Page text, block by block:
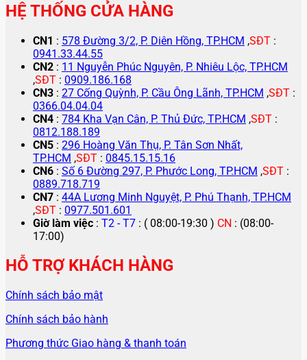
HỆ THỐNG CỬA HÀNG
CN1 : 578 Đường 3/2, P. Diên Hồng, TP.HCM ,SĐT :
0941.33.44.55
CN2 : 11 Nguyễn Phúc Nguyên, P. Nhiêu Lộc, TP.HCM
,SĐT : 0909.186.168
CN3 : 27 Cống Quỳnh, P. Cầu Ông Lãnh, TP.HCM ,SĐT :
0366.04.04.04
CN4 : 784 Kha Vạn Cân, P. Thủ Đức, TP.HCM ,SĐT :
0812.188.189
CN5 : 296 Hoàng Văn Thụ, P. Tân Sơn Nhất,
TP.HCM ,SĐT : 0845.15.15.16
CN6 : Số 6 Đường 297, P. Phước Long, TP.HCM ,SĐT :
0889.718.719
CN7 : 44A Lương Minh Nguyệt, P. Phú Thạnh, TP.HCM
,SĐT : 0977.501.601
Giờ làm việc : T2 - T7 : ( 08:00-19:30 ) CN : (08:00-
17:00)
HỖ TRỢ KHÁCH HÀNG
Chính sách bảo mật
Chính sách bảo hành
Phương thức Giao hàng & thanh toán